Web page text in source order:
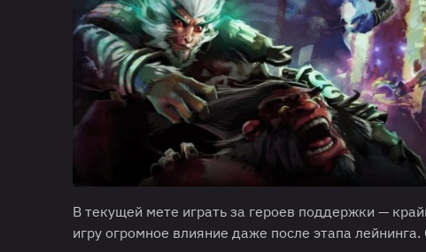
В текущей мете играть за героев поддержки —
игру огромное влияние даже после этапа